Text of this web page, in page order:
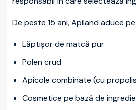
De peste 15 ani, Apiland aduce
Lăptișor de matcă pur
Polen crud
Apicole combinate (cu
Cosmetice pe bază de